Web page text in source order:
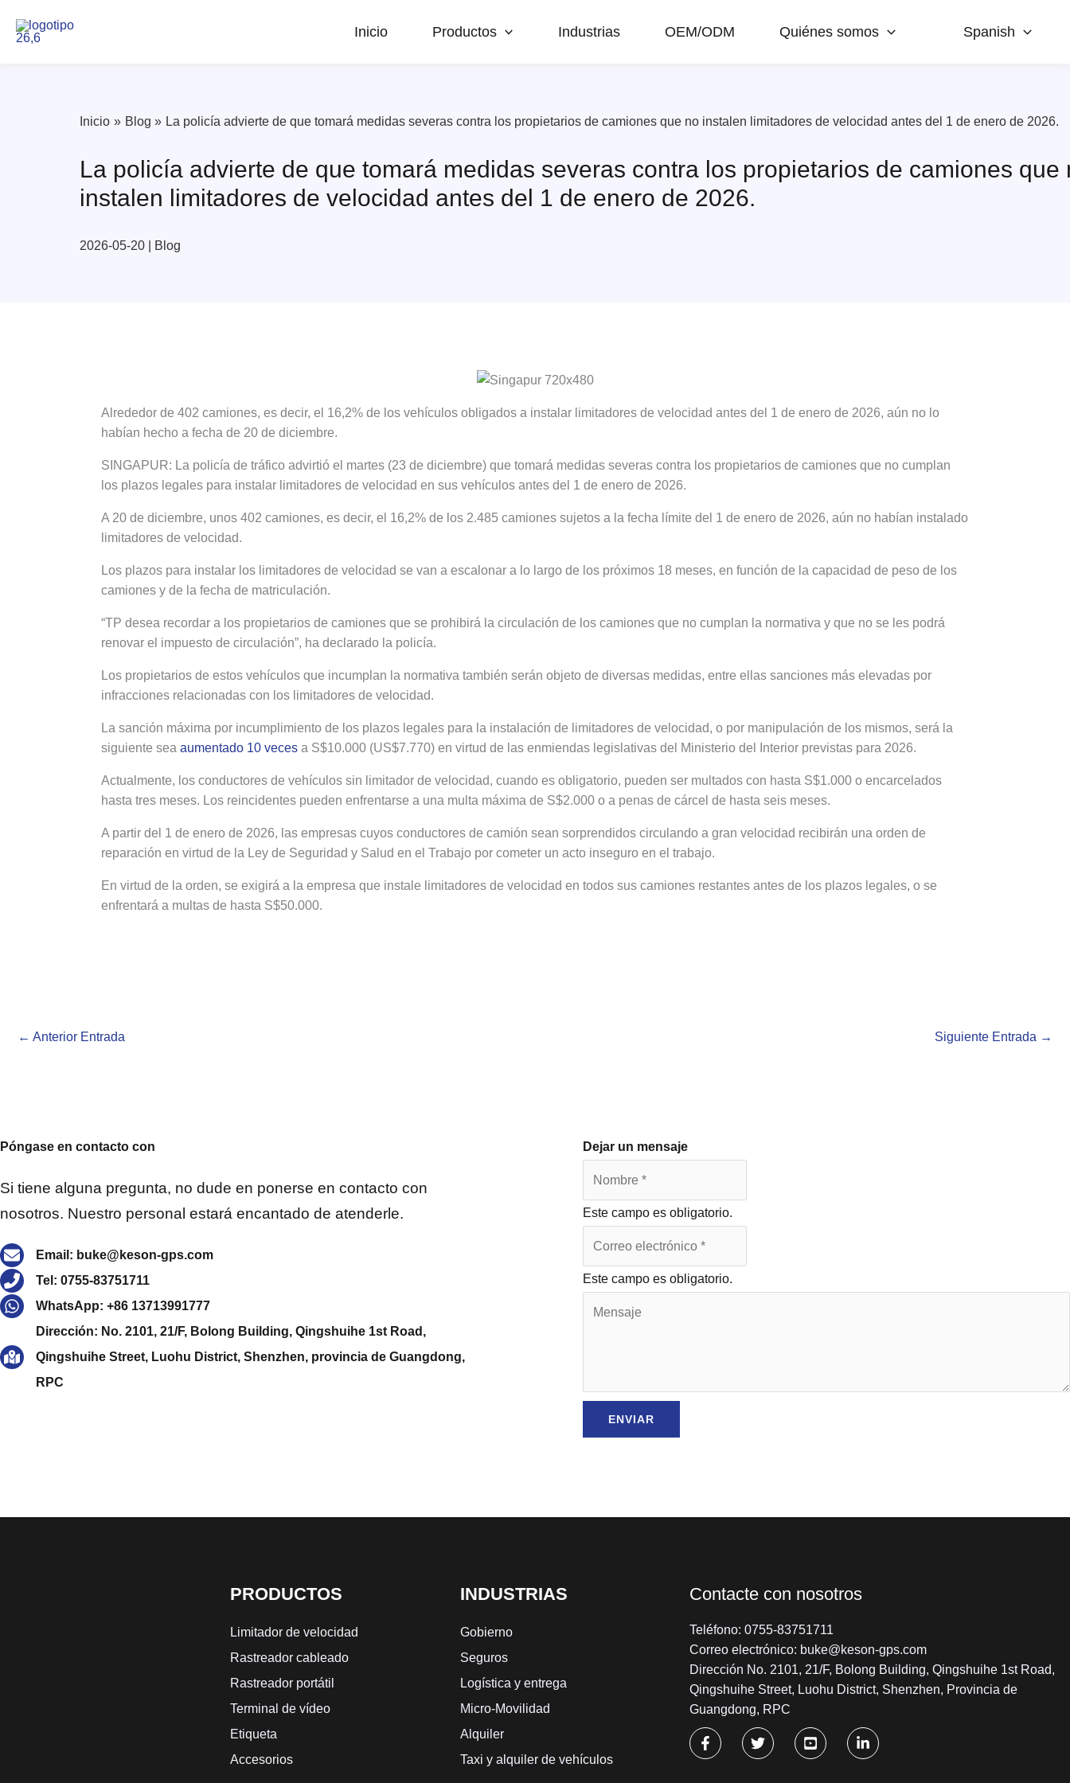
Inicio Productos Industrias OEM/ODM Quiénes somos Spanish
Inicio Blog La policía advierte de que tomará medidas severas contra los propietarios de camiones que no instalen limitadores de velocidad antes del 1 de enero de 2026.
La policía advierte de que tomará medidas severas contra los propietarios de camiones que
instalen limitadores de velocidad antes del 1 de enero de 2026.
2026-05-20 Blog
Alrededor de 402 camiones, es decir, el 16,2% de los vehículos obligados a instalar limitadores de velocidad antes del 1 de enero de 2026, aún no lo
habían hecho a fecha de 20 de diciembre.
SINGAPUR: La policía de tráfico advirtió el martes (23 de diciembre) que tomará medidas severas contra los propietarios de camiones que no cumplan
los plazos legales para instalar limitadores de velocidad en sus vehículos antes del 1 de enero de 2026.
A 20 de diciembre, unos 402 camiones, es decir, el 16,2% de los 2.485 camiones sujetos a la fecha límite del 1 de enero de 2026, aún no habían instalado
limitadores de velocidad.
Los plazos para instalar los limitadores de velocidad se van a escalonar a lo largo de los próximos 18 meses, en función de la capacidad de peso de los
camiones y de la fecha de matriculación.
“TP desea recordar a los propietarios de camiones que se prohibirá la circulación de los camiones que no cumplan la normativa y que no se les podrá
renovar el impuesto de circulación”, ha declarado la policía.
Los propietarios de estos vehículos que incumplan la normativa también serán objeto de diversas medidas, entre ellas sanciones más elevadas por
infracciones relacionadas con los limitadores de velocidad.
La sanción máxima por incumplimiento de los plazos legales para la instalación de limitadores de velocidad, o por manipulación de los mismos, será la
siguiente sea aumentado 10 vecesa S$10.000 (US$7.770) en virtud de las enmiendas legislativas del Ministerio del Interior previstas para 2026.
Actualmente, los conductores de vehículos sin limitador de velocidad, cuando es obligatorio, pueden ser multados con hasta S$1.000 o encarcelados
hasta tres meses. Los reincidentes pueden enfrentarse a una multa máxima de S$2.000 o a penas de cárcel de hasta seis meses.
A partir del 1 de enero de 2026, las empresas cuyos conductores de camión sean sorprendidos circulando a gran velocidad recibirán una orden de
reparación en virtud de la Ley de Seguridad y Salud en el Trabajo por cometer un acto inseguro en el trabajo.
En virtud de la orden, se exigirá a la empresa que instale limitadores de velocidad en todos sus camiones restantes antes de los plazos legales, o se
enfrentará a multas de hasta S$50.000.
← Anterior Entrada Siguiente Entrada →
Póngase en contacto con
Si tiene alguna pregunta, no dude en ponerse en contacto con
nosotros. Nuestro personal estará encantado de atenderle.
Email: buke@keson-gps.com
Tel: 0755-83751711
WhatsApp: +86 13713991777
Dirección: No. 2101, 21/F, Bolong Building, Qingshuihe 1st Road,
Qingshuihe Street, Luohu District, Shenzhen, provincia de Guangdong,
RPC
Dejar un mensaje
Este campo es obligatorio.
Este campo es obligatorio.
ENVIAR
PRODUCTOS
Limitador de velocidad
Rastreador cableado
Rastreador portátil
Terminal de vídeo
Etiqueta
Accesorios
INDUSTRIAS
Gobierno
Seguros
Logística y entrega
Micro-Movilidad
Alquiler
Taxi y alquiler de vehículos
Contacte con nosotros
Teléfono: 0755-83751711
Correo electrónico: buke@keson-gps.com
Dirección No. 2101, 21/F, Bolong Building, Qingshuihe 1st Road,
Qingshuihe Street, Luohu District, Shenzhen, Provincia de
Guangdong, RPC